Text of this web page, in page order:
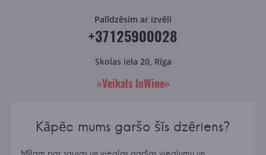
Palīdzēsim ar izvēli
+37125900028
Skolas iela 20, Rīga
«Veikals InWine»
Kāpēc mums garšo šīs dzēriens?